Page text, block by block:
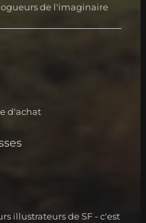
de l'imaginaire
d'achat
illustrateurs de SF - c'est